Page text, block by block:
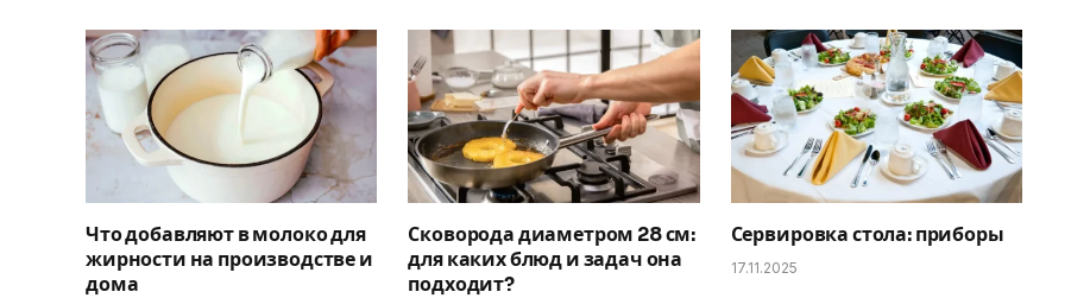
Что добавляют в молоко для
жирности на производстве и
дома
Сковорода диаметром 28 см:
для каких блюд и задач она
подходит?
Сервировка стола: приборы
17.11.2025